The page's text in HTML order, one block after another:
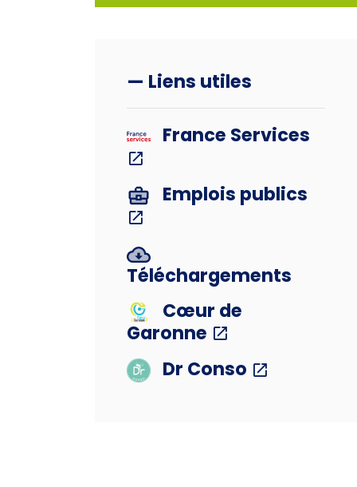
— Liens utiles
France Services
Emplois publics
Téléchargements
Cœur de
Garonne
Dr Conso